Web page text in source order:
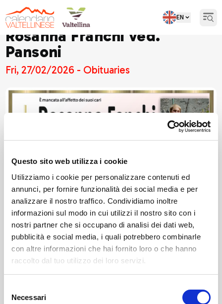
Questo sito web utilizza i cookie
Utilizziamo i cookie per personalizzare contenuti ed
annunci, per fornire funzionalità dei social media e per
analizzare il nostro traffico. Condividiamo inoltre
informazioni sul modo in cui utilizzi il nostro sito con i
nostri partner che si occupano di analisi dei dati web,
pubblicità e social media, i quali potrebbero combinarle
con altre informazioni che hai fornito loro o che hanno
raccolto dal tuo utilizzo dei loro servizi.
delNecessari
EN
Rosanna Franchi ved.
Pansoni
Fri, 27/02/2026 - Obituaries
Ponte In Valtellina SOF Società Onoranze Funebri